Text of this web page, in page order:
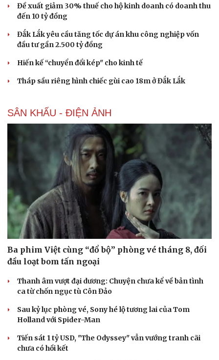
Du lịch
Tư vấn
Săn Tour
Câu chuyện thời sự
Kể chuyện cho bé
Đề xuất giảm 30% thuế cho hộ kinh doanh có doanh thu
đến 10 tỷ đồng
Đắk Lắk yêu cầu tăng tốc dự án khu công nghiệp vốn
đầu tư gần 2.500 tỷ đồng
Hiến kế “chuyển đổi kép" cho kinh tế
Tháp sầu riêng hình chiếc gùi cao 18m ở Đắk Lắk
SÂN KHẤU - ĐIỆN ẢNH
Ba phim Việt cùng “đổ bộ” phòng vé tháng 8, đối
đầu loạt bom tấn ngoại
Thanh âm vượt đại dương: Chuyện chưa kể về bản tình
ca từ chốn ngục tù Côn Đảo
Sau kỷ lục phòng vé, Sony hé lộ tương lai của Tom
Holland với Spider-Man
Tiến sát 1 tỷ USD, "The Odyssey" vẫn vướng tranh cãi
chưa có hồi kết